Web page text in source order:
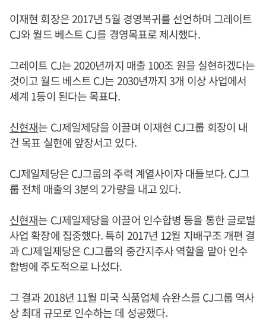
이재현 회장은 2017년 5월 경영복귀를 선언하며 그레이트
CJ와 월드 베스트 CJ를 경영목표로 제시했다.
그레이트 CJ는 2020년까지 매출 100조 원을 실현하겠다는
것이고 월드 베스트 CJ는 2030년까지 3개 이상 사업에서
세계 1등이 된다는 목표다.
신현재는 CJ제일제당을 이끌며 이재현 CJ그룹 회장이 내
건 목표 실현에 앞장서고 있다.
CJ제일제당은 CJ그룹의 주력 계열사이자 대들보다. CJ그
룹 전체 매출의 3분의 2가량을 내고 있다.
신현재는 CJ제일제당을 이끌어 인수합병 등을 통한 글로벌
사업 확장에 집중했다. 특히 2017년 12월 지배구조 개편 결
과 CJ제일제당은 CJ그룹의 중간지주사 역할을 맡아 인수
합병에 주도적으로 나섰다.
그 결과 2018년 11월 미국 식품업체 슈완스를 CJ그룹 역사
상 최대 규모로 인수하는 데 성공했다.